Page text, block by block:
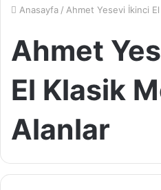
Anasayfa / Ahmet Yesevi İkinci
Ahmet
El Klasik
Alanlar